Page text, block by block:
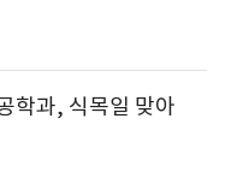
학과, 식목일 맞아